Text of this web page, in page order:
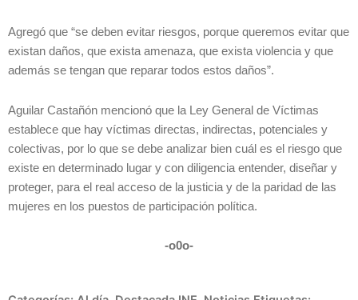
Agregó que “se deben evitar riesgos, porque queremos evitar que
existan daños, que exista amenaza, que exista violencia y que
además se tengan que reparar todos estos daños”.
Aguilar Castañón mencionó que la Ley General de Víctimas
establece que hay víctimas directas, indirectas, potenciales y
colectivas, por lo que se debe analizar bien cuál es el riesgo que
existe en determinado lugar y con diligencia entender, diseñar y
proteger, para el real acceso de la justicia y de la paridad de las
mujeres en los puestos de participación política.
-o0o-